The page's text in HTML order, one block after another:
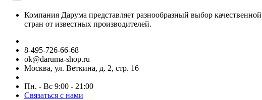
Компания Дарума представляет разнообразный выбор
стран от известных производителей.
8-495-726-66-68
ok@daruma-shop.ru
Москва, ул. Веткина, д. 2, стр. 16
Пн. - Вс 9:00 - 21:00
Связаться с нами